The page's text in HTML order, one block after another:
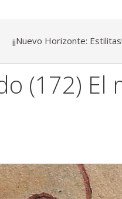
¡¡Nuevo Horizonte:
(172) El